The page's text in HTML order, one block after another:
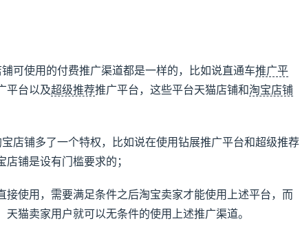
可使用的付费推广渠道都是一样的，比如说直通车推广平
平台以及超级推荐推广平台，这些平台天猫店铺和淘宝店铺
店铺多了一个特权，比如说在使用钻展推广平台和超级推荐
铺是设有门槛要求的；
接使用，需要满足条件之后淘宝卖家才能使用上述平台，而
天猫卖家用户就可以无条件的使用上述推广渠道。